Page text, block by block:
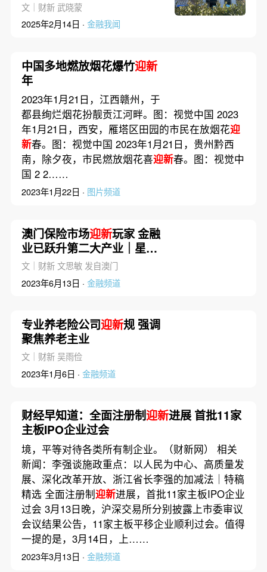
长
文｜财新 武晓蒙
2025年2月14日 · 金融我闻
中国多地燃放烟花爆竹迎新
年
2023年1月21日，江西赣州，于
都县绚烂烟花扮靓贡江河畔。图：视觉中国 2023
年1月21日，西安，雁塔区田园的市民在放烟花迎
新春。图：视觉中国 2023年1月21日，贵州黔西
南，除夕夜，市民燃放烟花喜迎新春。图：视觉中
国 2 2……
2023年1月22日 · 图片频道
澳门保险市场迎新玩家 金融
业已跃升第二大产业｜星港
钱潮
文｜财新 文思敏 发自澳门
2023年6月13日 · 金融频道
专业养老险公司迎新规 强调
聚焦养老主业
文｜财新 吴雨俭
2023年1月6日 · 金融频道
财经早知道：全面注册制迎新进展 首批11家
主板IPO企业过会
境，平等对待各类所有制企业。（财新网） 相关
新闻：李强谈施政重点：以人民为中心、高质量发
展、深化改革开放、浙江省长李强的加减法｜特稿
精选 全面注册制迎新进展，首批11家主板IPO企业
过会 3月13日晚，沪深交易所分别披露上市委审议
会议结果公告，11家主板平移企业顺利过会。值得
一提的是，3月14日，上……
2023年3月13日 · 金融频道